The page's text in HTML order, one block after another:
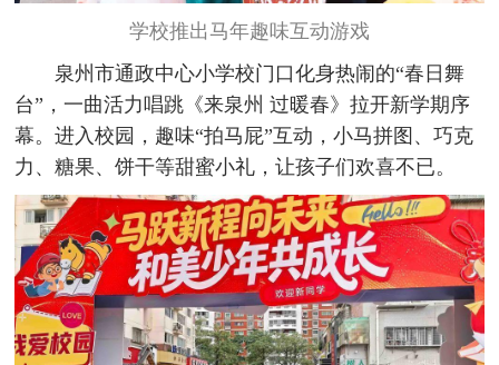
学校推出马年趣味互动游戏
泉州市通政中心小学校门口化身热闹的“春日舞
台”，一曲活力唱跳《来泉州 过暖春》拉开新学期序
幕。进入校园，趣味“拍马屁”互动，小马拼图、巧克
力、糖果、饼干等甜蜜小礼，让孩子们欢喜不已。